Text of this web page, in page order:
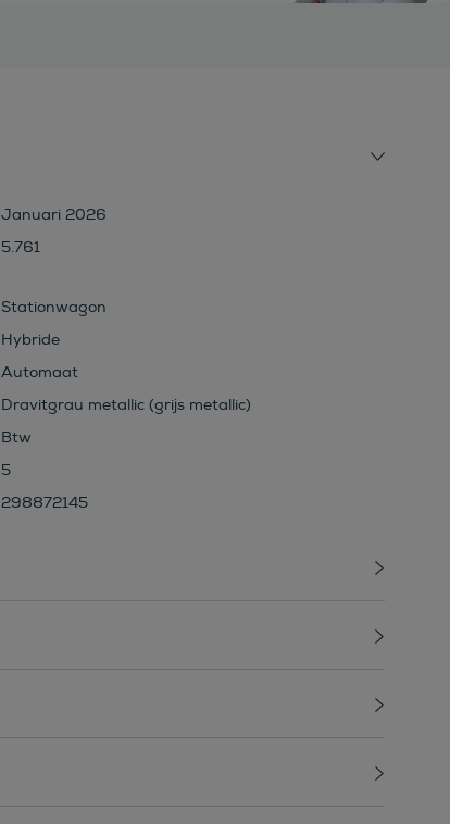
Januari 2026
5.761
Stationwagon
Hybride
Automaat
Dravitgrau metallic (grijs metallic)
Btw
5
298872145